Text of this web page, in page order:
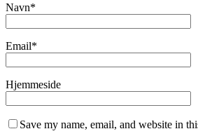
Navn*
Email*
Hjemmeside
Save my name, email, and website in